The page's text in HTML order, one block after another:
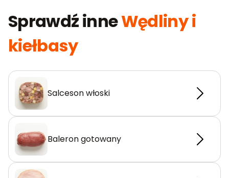
Sprawdź inneWędliny i
kiełbasy
Salceson włoski
Baleron gotowany